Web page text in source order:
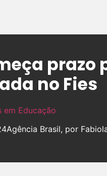
no Fies
em Educação
Agência Brasil, por